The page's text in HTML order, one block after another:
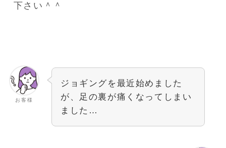
下さい＾＾
お客様
ジョギングを最近始めました
が、足の裏が痛くなってしまい
ました…